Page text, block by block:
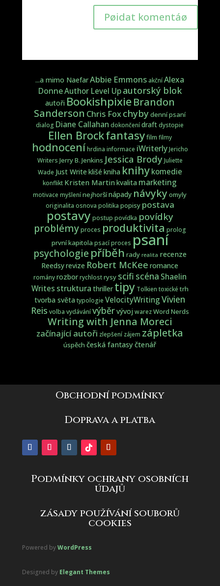
Pøidat komentáø
...a mimo NaefarAbbie Emmons akční Alexa
DonneAuthor Level Upautorský blok
autoři BookishpixieBrandon
Sanderson Chris Foxchybydenní psaní
dialog Diane Callahan dokončení draft dystopie
Ellen Brockfantasyfilm filmy
hodnoceníhrdina informace iWriterlyJericho
Writers Jerry B. Jenkins Jessica BrodyJuliette
Wade Just Write klišé kniha knihykomedie
konflikt Kristen Martinkvalita marketing
motivace myšlení nejhoršínápady návyky omyly
originalita osnova politika popisy postava
postavy postup povídka povídky
problémyproces produktivita prolog
první kapitola psací proces psaní
psychologie příběh rady realita recenze
Reedsyrevize Robert McKee romance
rományrozborrychlostrysy scifi scéna Shaelin
Writes struktura thriller tipy Tolkien toxické trh
tvorba světa typologie VelocityWriting Vivien
Reis volba vydávánívýběrvývoj warezWord Nerds
Writing with Jenna Moreci
začínající autoři zlepšení zájem zápletka
úspěch česká fantasyčtenář
Obchodní podmínky
Doprava a platba
Podmínky ochrany osobních
údajů
zásady používání souborů
cookies
Powered byWordPress
Designed by Elegant Themes